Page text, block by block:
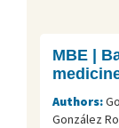
MBE |
Authors:
González